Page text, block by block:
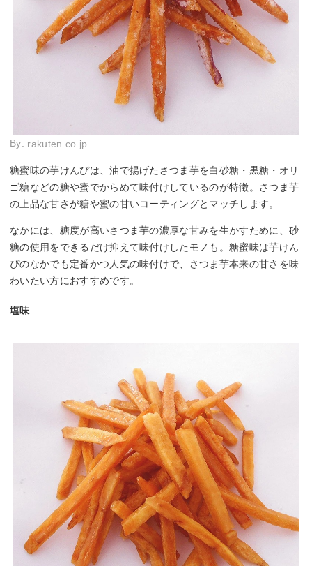
By: rakuten.co.jp
糖蜜味の芋けんぴは、油で揚げたさつま芋を白砂糖・黒糖・オリ
ゴ糖などの糖や蜜でからめて味付けしているのが特徴。さつま芋
の上品な甘さが糖や蜜の甘いコーティングとマッチします。
なかには、糖度が高いさつま芋の濃厚な甘みを生かすために、砂
糖の使用をできるだけ抑えて味付けしたモノも。糖蜜味は芋けん
ぴのなかでも定番かつ人気の味付けで、さつま芋本来の甘さを味
わいたい方におすすめです。
塩味